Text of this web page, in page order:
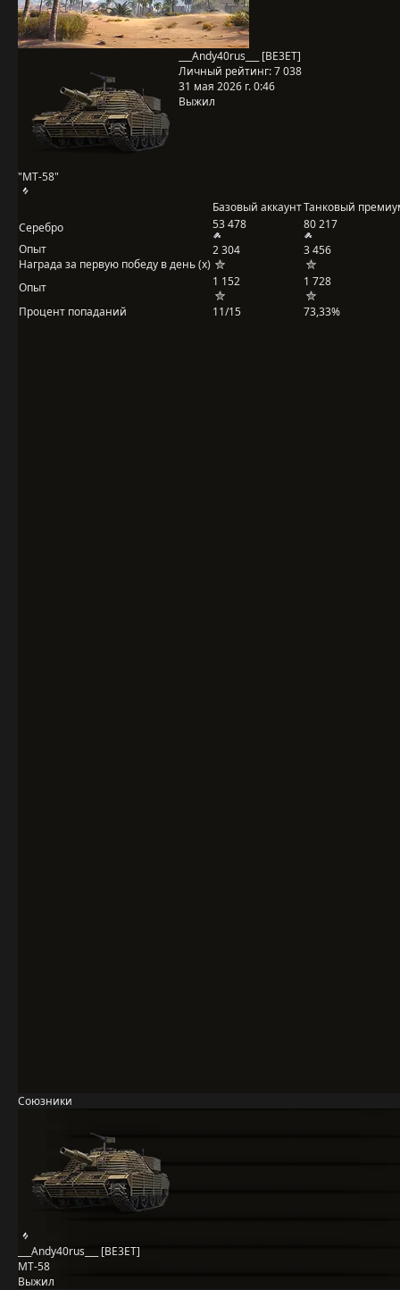
"MT-58"
___Andy40rus___ [BE3ET]
Личный рейтинг:7 038
31 мая 2026 г. 0:46
Выжил
Базовый аккаунтТанковый
Серебро
53 478
80 217
Опыт
Награда за первую победу в день (x)
2 304 3 456
Опыт 1 152
1 728
Процент попаданий
11/15 73,33%
Союзники
___Andy40rus___ [BE3ET]
MT-58
Выжил